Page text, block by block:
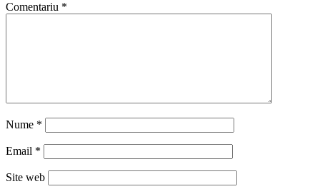
Comentariu *
Nume *
Email *
Site web